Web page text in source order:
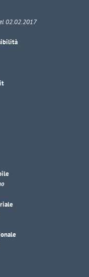
02.02.2017